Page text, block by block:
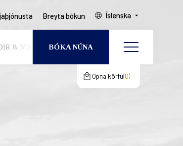
Breyta bókun Íslenska
& VIÐBURÐIR UM OKKUR
BÓKA NÚNA
Breyta bókun
Opna körfu 0